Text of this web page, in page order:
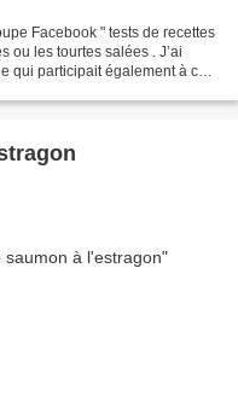
Facebook " tests de recettes
ou les tourtes salées . J’ai
qui participait également à ce